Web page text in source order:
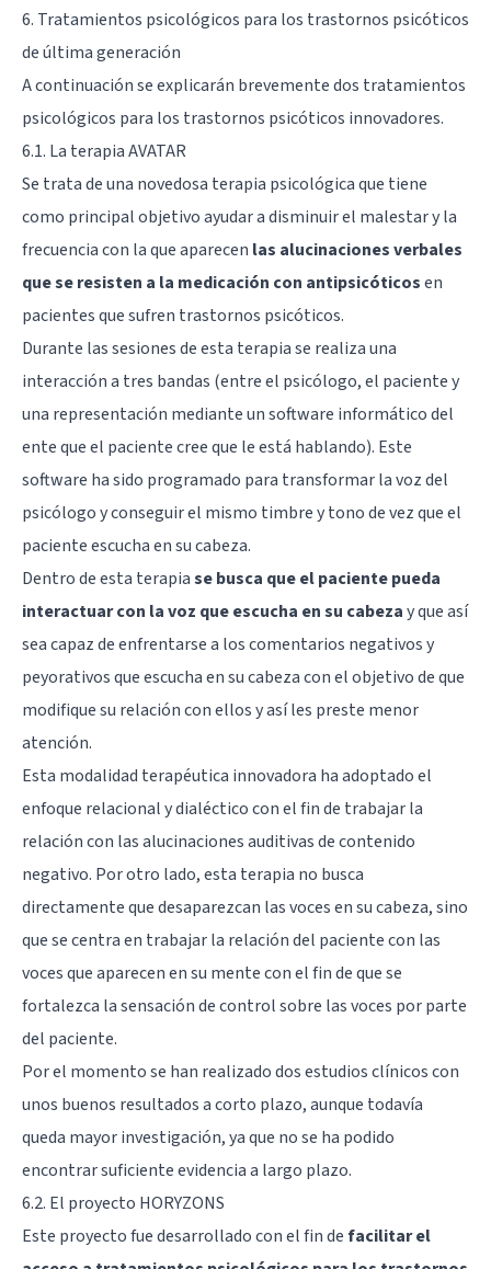
6. Tratamientos psicológicos para los trastornos psicóticos
de última generación
A continuación se explicarán brevemente dos tratamientos
psicológicos para los trastornos psicóticos innovadores.
6.1. La terapia AVATAR
Se trata de una novedosa terapia psicológica que tiene
como principal objetivo ayudar a disminuir el malestar y la
frecuencia con la que aparecen las alucinaciones verbales
que se resisten a la medicación con antipsicóticosen
pacientes que sufren trastornos psicóticos.
Durante las sesiones de esta terapia se realiza una
interacción a tres bandas (entre el psicólogo, el paciente y
una representación mediante un software informático del
ente que el paciente cree que le está hablando). Este
software ha sido programado para transformar la voz del
psicólogo y conseguir el mismo timbre y tono de vez que el
paciente escucha en su cabeza.
Dentro de esta terapiase busca que el paciente pueda
interactuar con la voz que escucha en su cabezay que así
sea capaz de enfrentarse a los comentarios negativos y
peyorativos que escucha en su cabeza con el objetivo de que
modifique su relación con ellos y así les preste menor
atención.
Esta modalidad terapéutica innovadora ha adoptado el
enfoque relacional y dialéctico con el fin de trabajar la
relación con las alucinaciones auditivas de contenido
negativo. Por otro lado, esta terapia no busca
directamente que desaparezcan las voces en su cabeza, sino
que se centra en trabajar la relación del paciente con las
voces que aparecen en su mente con el fin de que se
fortalezca la sensación de control sobre las voces por parte
del paciente.
Por el momento se han realizado dos estudios clínicos con
unos buenos resultados a corto plazo, aunque todavía
queda mayor investigación, ya que no se ha podido
encontrar suficiente evidencia a largo plazo.
6.2. El proyecto HORYZONS
Este proyecto fue desarrollado con el fin defacilitar el